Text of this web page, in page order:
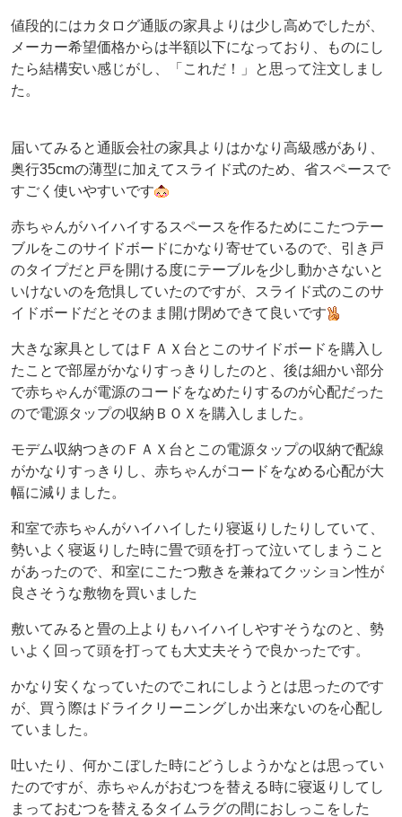
値段的にはカタログ通販の家具よりは少し高めでしたが、
メーカー希望価格からは半額以下になっており、ものにし
たら結構安い感じがし、「これだ！」と思って注文しまし
た。
届いてみると通販会社の家具よりはかなり高級感があり、
奥行35cmの薄型に加えてスライド式のため、省スペースで
すごく使いやすいです
赤ちゃんがハイハイするスペースを作るためにこたつテー
ブルをこのサイドボードにかなり寄せているので、引き戸
のタイプだと戸を開ける度にテーブルを少し動かさないと
いけないのを危惧していたのですが、スライド式のこのサ
イドボードだとそのまま開け閉めできて良いです
大きな家具としてはＦＡＸ台とこのサイドボードを購入し
たことで部屋がかなりすっきりしたのと、後は細かい部分
で赤ちゃんが電源のコードをなめたりするのが心配だった
ので電源タップの収納ＢＯＸを購入しました。
モデム収納つきのＦＡＸ台とこの電源タップの収納で配線
がかなりすっきりし、赤ちゃんがコードをなめる心配が大
幅に減りました。
和室で赤ちゃんがハイハイしたり寝返りしたりしていて、
勢いよく寝返りした時に畳で頭を打って泣いてしまうこと
があったので、和室にこたつ敷きを兼ねてクッション性が
良さそうな敷物を買いました
敷いてみると畳の上よりもハイハイしやすそうなのと、勢
いよく回って頭を打っても大丈夫そうで良かったです。
かなり安くなっていたのでこれにしようとは思ったのです
が、買う際はドライクリーニングしか出来ないのを心配し
ていました。
吐いたり、何かこぼした時にどうしようかなとは思ってい
たのですが、赤ちゃんがおむつを替える時に寝返りしてし
まっておむつを替えるタイムラグの間におしっこをした